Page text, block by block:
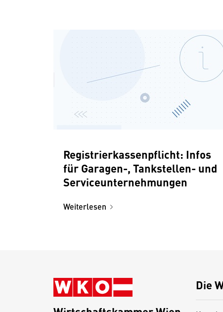
Registrierkassenpflicht: Infos
für Garagen-, Tankstellen- und
Serviceunternehmungen
Weiterlesen
Die